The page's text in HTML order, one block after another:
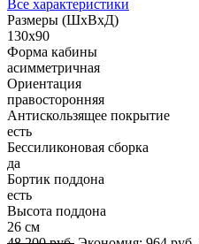
Все характеристики
Размеры (ШхВхД)
130x90
Форма кабины
асимметричная
Ориентация
правосторонняя
Антискользящее покрытие
есть
Беcсиликоновая сборка
да
Бортик поддона
есть
Высота поддона
26 см